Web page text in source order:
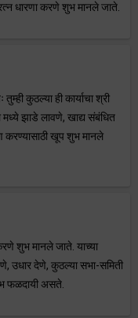
धारणा करणे शुभ मानले जाते.
कुठल्या ही कार्याचा श्री
मध्ये झाडे लावणे, खाद्य संबंधित
करण्यासाठी खूप शुभ मानले
शुभ मानले जाते. याच्या
उधार देणे, कुठल्या सभा-समिती
फळदायी असते.